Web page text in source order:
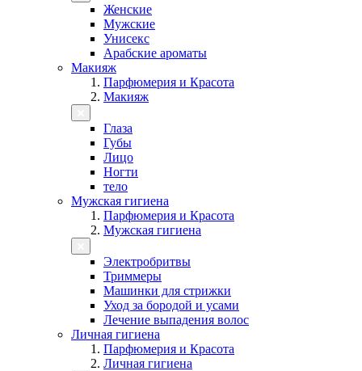
Женские
Мужские
Унисекс
Арабские ароматы
Макияж
Парфюмерия и Красота
Макияж
Глаза
Губы
Лицо
Ногти
тело
Мужская гигиена
Парфюмерия и Красота
Мужская гигиена
Электробритвы
Триммеры
Машинки для стрижки
Уход за бородой и усами
Лечение выпадения волос
Личная гигиена
Парфюмерия и Красота
Личная гигиена